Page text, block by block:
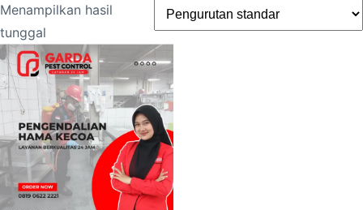
Menampilkan hasil
tunggal